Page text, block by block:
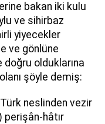
bakan iki kulu
ve sihirbaz
yiyecekler
ve gönlüne
olduklarına
şöyle demiş:
neslinden vezir
perişân-hâtır